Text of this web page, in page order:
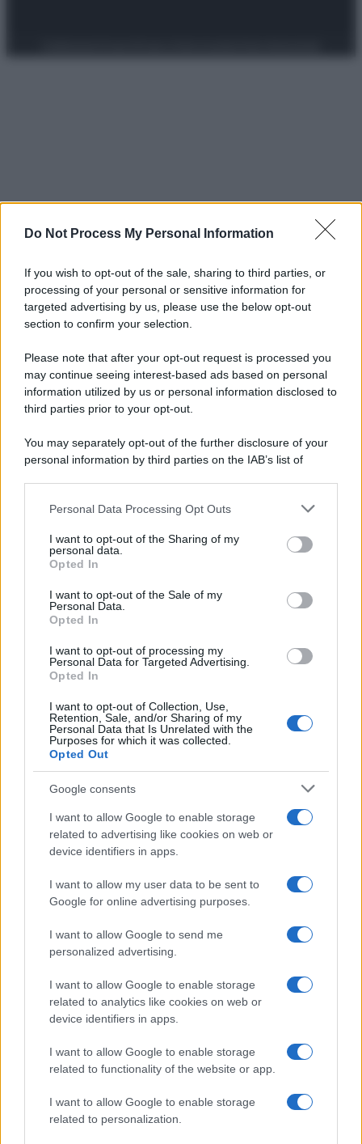
Do Not Process My Personal Information
If you wish to opt-out of the sale, sharing to third parties, or
processing of your personal or sensitive information for
targeted advertising by us, please use the below opt-out
section to confirm your selection.
Please note that after your opt-out request is processed you
may continue seeing interest-based ads based on personal
information utilized by us or personal information disclosed to
third parties prior to your opt-out.
You may separately opt-out of the further disclosure of your
personal information by third parties on the IAB’s list of
This information may also be disclosed by us to third parties
disclose it to other third parties.
Please note that this website/app uses one or more Google
services and may gather and store information including but
not limited to your visit or usage behaviour. You may click to
grant or deny consent to Google and its third-party tags to
consent section.
Personal Data Processing Opt Outs
I want to opt-out of the Sharing of my
personal data.
Opted In
I want to opt-out of the Sale of my
Personal Data.
Opted In
I want to opt-out of processing my
Personal Data for Targeted Advertising.
Opted In
I want to opt-out of Collection, Use,
Retention, Sale, and/or Sharing of my
Personal Data that Is Unrelated with the
Purposes for which it was collected.
Opted Out
Google consents
I want to allow Google to enable storage
related to advertising like cookies on web or
device identifiers in apps.
I want to allow my user data to be sent to
Google for online advertising purposes.
I want to allow Google to send me
personalized advertising.
I want to allow Google to enable storage
related to analytics like cookies on web or
device identifiers in apps.
I want to allow Google to enable storage
related to functionality of the website or app.
I want to allow Google to enable storage
related to personalization.